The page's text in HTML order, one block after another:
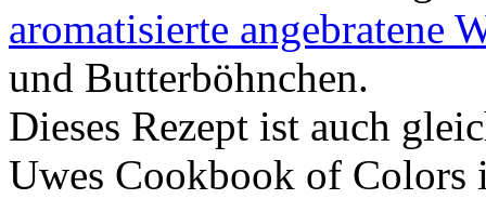
aromatisierte angebratene
und Butterböhnchen.
Dieses Rezept ist auch
Uwes Cookbook of